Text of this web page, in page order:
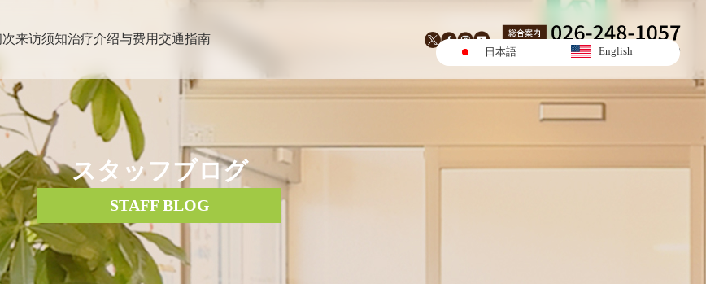
次来访须知治疗介绍与费用交通指南
日本語 English
スタッフブログ
STAFF BLOG